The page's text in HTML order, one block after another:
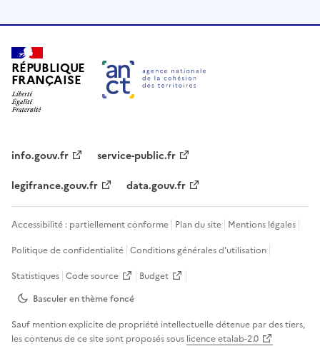
RÉPUBLIQUE
FRANÇAISE
info.gouv.fr
service-public.fr
legifrance.gouv.fr
data.gouv.fr
Accessibilité : partiellement conforme Plan du site Mentions légales
Politique de confidentialité Conditions générales d'utilisation
Statistiques Code source
Budget
Basculer en thèmefoncé
Sauf mention explicite de propriété intellectuelle détenue par des tiers,
les contenus de ce site sont proposés sous licence etalab-2.0